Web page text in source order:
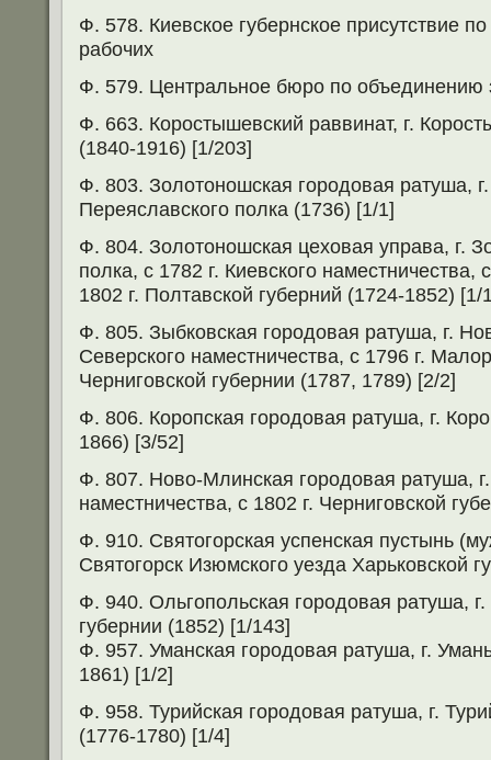
Ф. 578. Киевское губернское присутствие
рабочих
Ф. 579. Центральное бюро по объединению
Ф. 663. Коростышевский раввинат, г.
(1840-1916) [1/203]
Ф. 803. Золотоношская городовая ратуша,
Переяславского полка (1736) [1/1]
Ф. 804. Золотоношская цеховая управа, г.
полка, с 1782 г. Киевского наместничества,
1802 г. Полтавской губерний (1724-1852) [1/
Ф. 805. Зыбковская городовая ратуша, г.
Северского наместничества, с 1796 г.
Черниговской губернии (1787, 1789) [2/2]
Ф. 806. Коропская городовая ратуша, г.
1866) [3/52]
Ф. 807. Ново-Млинская городовая ратуша,
наместничества, с 1802 г. Черниговской
Ф. 910. Святогорская успенская пустынь
Святогорск Изюмского уезда Харьковской
Ф. 940. Ольгопольская городовая ратуша,
губернии (1852) [1/143]
Ф. 957. Уманская городовая ратуша, г.
1861) [1/2]
Ф. 958. Турийская городовая ратуша, г.
(1776-1780) [1/4]